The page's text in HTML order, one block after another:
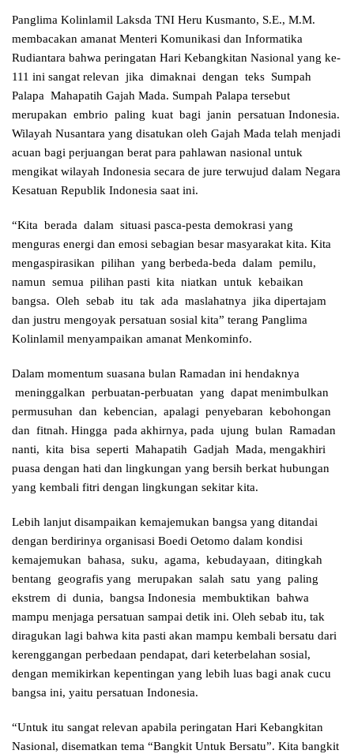
Panglima Kolinlamil Laksda TNI Heru Kusmanto, S.E., M.M.
membacakan amanat Menteri Komunikasi dan Informatika
Rudiantara bahwa peringatan Hari Kebangkitan Nasional yang ke-
111 ini sangat relevan jika dimaknai dengan teks Sumpah
Palapa Mahapatih Gajah Mada. Sumpah Palapa tersebut
merupakan embrio paling kuat bagi janin persatuan Indonesia.
Wilayah Nusantara yang disatukan oleh Gajah Mada telah menjadi
acuan bagi perjuangan berat para pahlawan nasional untuk
mengikat wilayah Indonesia secara de jure terwujud dalam Negara
Kesatuan Republik Indonesia saat ini.
“Kita berada dalam situasi pasca-pesta demokrasi yang
menguras energi dan emosi sebagian besar masyarakat kita. Kita
mengaspirasikan pilihan yang berbeda-beda dalam pemilu,
namun semua pilihan pasti kita niatkan untuk kebaikan
bangsa. Oleh sebab itu tak ada maslahatnya jika dipertajam
dan justru mengoyak persatuan sosial kita” terang Panglima
Kolinlamil menyampaikan amanat Menkominfo.
Dalam momentum suasana bulan Ramadan ini hendaknya
meninggalkan perbuatan-perbuatan yang dapat menimbulkan
permusuhan dan kebencian, apalagi penyebaran kebohongan
dan fitnah. Hingga pada akhirnya, pada ujung bulan Ramadan
nanti, kita bisa seperti Mahapatih Gadjah Mada, mengakhiri
puasa dengan hati dan lingkungan yang bersih berkat hubungan
yang kembali fitri dengan lingkungan sekitar kita.
Lebih lanjut disampaikan kemajemukan bangsa yang ditandai
dengan berdirinya organisasi Boedi Oetomo dalam kondisi
kemajemukan bahasa, suku, agama, kebudayaan, ditingkah
bentang geografis yang merupakan salah satu yang paling
ekstrem di dunia, bangsa Indonesia membuktikan bahwa
mampu menjaga persatuan sampai detik ini. Oleh sebab itu, tak
diragukan lagi bahwa kita pasti akan mampu kembali bersatu dari
kerenggangan perbedaan pendapat, dari keterbelahan sosial,
dengan memikirkan kepentingan yang lebih luas bagi anak cucu
bangsa ini, yaitu persatuan Indonesia.
“Untuk itu sangat relevan apabila peringatan Hari Kebangkitan
Nasional, disematkan tema “Bangkit Untuk Bersatu”. Kita bangkit